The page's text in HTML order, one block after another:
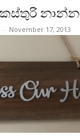
නාන්න
- November 17, 2013